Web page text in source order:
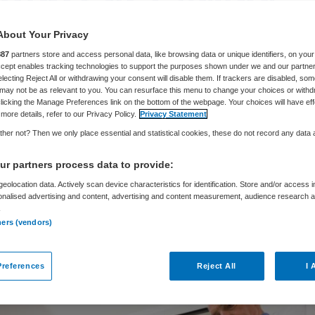
Suzanne Bremmers 26 maart 2024,15:57 6110 keer
Fit4Surgery, een intensief traject
fit te maken voor een operatie, komt niet in het
van de zorgverzekering. Dat heeft
besloten. De voortgang van dit ‘prehabilitatie’-
komt nu bij de ziekenhuizen die ermee werken,
Your Privacy
partners store and access personal data, like browsing data or unique identifiers, on your
enables tracking technologies to support the purposes shown under we and our
Reject All or withdrawing your consent will disable them. If trackers are disabled,
not be as relevant to you. You can resurface this menu to change your choices or
the Manage Preferences link on the bottom of the webpage. Your choices will have
details, refer to our Privacy Policy. Privacy Statement
not? Then we only place essential and statistical cookies, these do not record any data
partners process data to provide:
data. Actively scan device characteristics for identification. Store and/or access
advertising and content, advertising and content measurement, audience research
(vendors)
Reject All I